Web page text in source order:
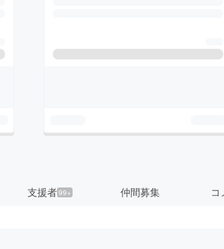
支援者99+ 仲間募集 コ